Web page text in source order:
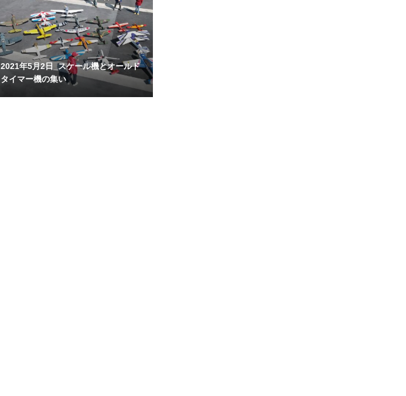
2021年5月2日_スケール機とオールド
タイマー機の集い